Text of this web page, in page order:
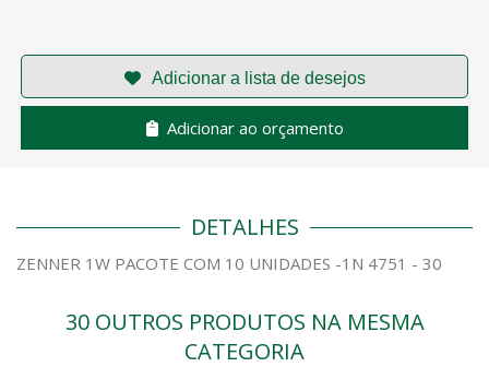
Adicionar ao orçamento
DETALHES
ZENNER 1W PACOTE COM 10 UNIDADES -1N 4751 - 30
30 OUTROS PRODUTOS NA MESMA
CATEGORIA